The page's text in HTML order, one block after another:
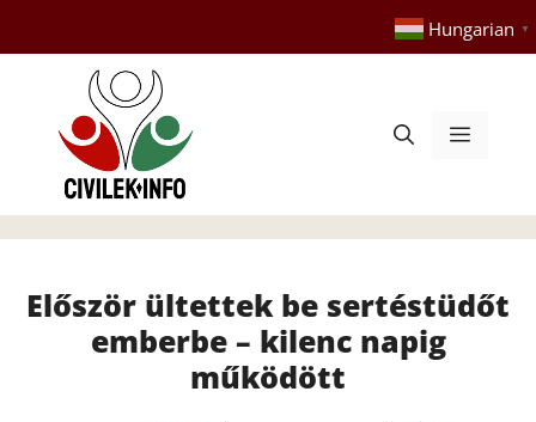
tartalomba
Hungarian ▼
Menü
Először ültettek be sertéstüdőt
emberbe – kilenc napig
működött